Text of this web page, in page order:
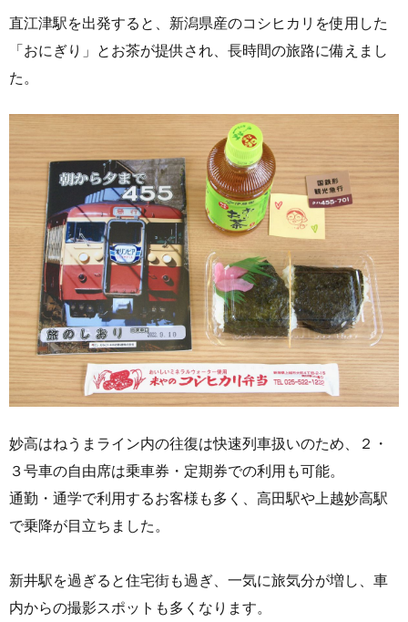
直江津駅を出発すると、新潟県産のコシヒカリを使用した
「おにぎり」とお茶が提供され、長時間の旅路に備えまし
た。
妙高はねうまライン内の往復は快速列車扱いのため、２・
３号車の自由席は乗車券・定期券での利用も可能。
通勤・通学で利用するお客様も多く、高田駅や上越妙高駅
で乗降が目立ちました。
新井駅を過ぎると住宅街も過ぎ、一気に旅気分が増し、車
内からの撮影スポットも多くなります。